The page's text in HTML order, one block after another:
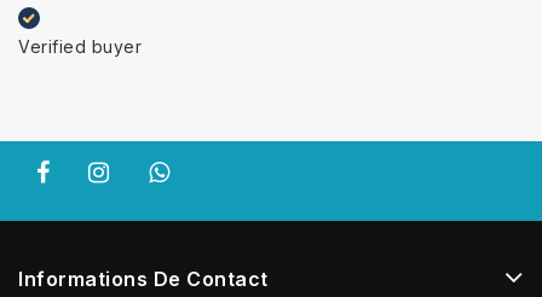
Verified buyer
Informations De Contact